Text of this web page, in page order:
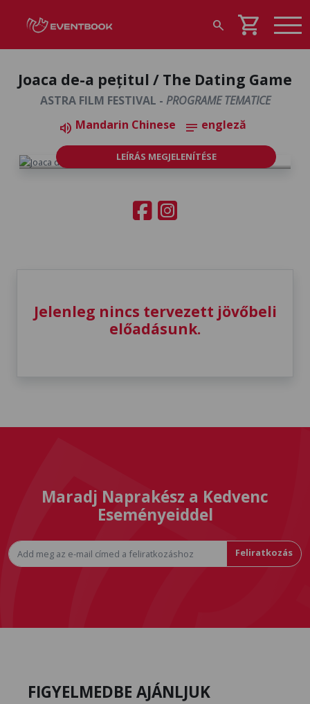
search shopping_cart
Joaca de-a pețitul / The Dating Game
ASTRA FILM FESTIVAL - PROGRAME TEMATICE
volume_up Mandarin Chinese notes engleză
LEÍRÁS MEGJELENÍTÉSE
Jelenleg nincs tervezett jövőbeli
előadásunk.
Maradj Naprakész a Kedvenc
Eseményeiddel
Feliratkozás
FIGYELMEDBE AJÁNLJUK